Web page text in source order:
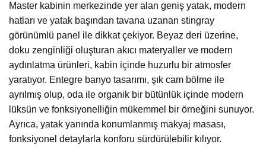
Master kabinin merkezinde yer alan geniş yatak, modern
hatları ve yatak başından tavana uzanan stingray
görünümlü panel ile dikkat çekiyor. Beyaz deri üzerine,
doku zenginliği oluşturan akıcı materyaller ve modern
aydınlatma ürünleri, kabin içinde huzurlu bir atmosfer
yaratıyor. Entegre banyo tasarımı, şık cam bölme ile
ayrılmış olup, oda ile organik bir bütünlük içinde modern
lüksün ve fonksiyonelliğin mükemmel bir örneğini sunuyor.
Ayrıca, yatak yanında konumlanmış makyaj masası,
fonksiyonel detaylarla konforu sürdürülebilir kılıyor.